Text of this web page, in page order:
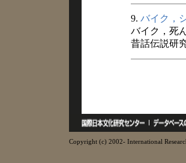
9. バイク，
バイク，死
昔話伝説研
Copyright (c) 2002- International